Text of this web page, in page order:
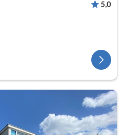
5,0